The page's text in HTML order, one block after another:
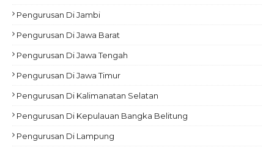
Pengurusan Di Jambi
Pengurusan Di Jawa Barat
Pengurusan Di Jawa Tengah
Pengurusan Di Jawa Timur
Pengurusan Di Kalimanatan Selatan
Pengurusan Di Kepulauan Bangka Belitung
Pengurusan Di Lampung